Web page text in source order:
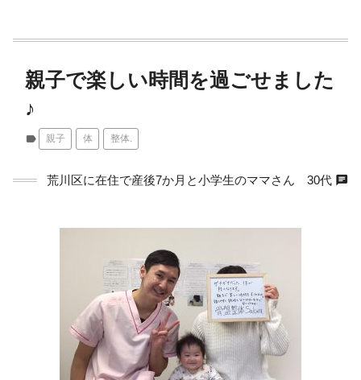
親子で楽しい時間を過ごせました
♪
label 親子 体 整体.
荒川区に在住で産後7か月と小学生のママさん 30代 chat